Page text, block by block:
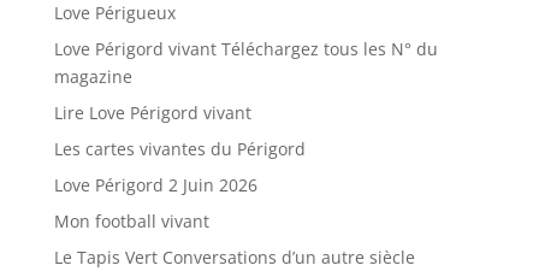
Love Périgueux
Love Périgord vivant Téléchargez tous les N° du
magazine
Lire Love Périgord vivant
Les cartes vivantes du Périgord
Love Périgord 2 Juin 2026
Mon football vivant
Le Tapis Vert Conversations d’un autre siècle